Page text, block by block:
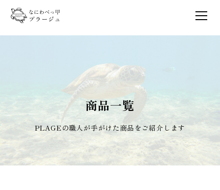
商品一覧
PLAGEの職人が手がけた商品をご紹介します